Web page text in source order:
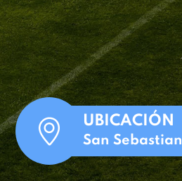
UBICACIÓN
San Sebastian